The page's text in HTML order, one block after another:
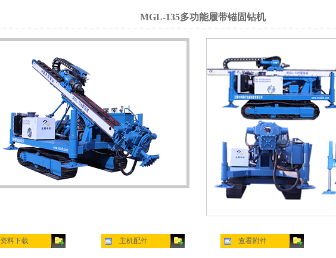
MGL-135多功能履带锚固钻机
资料下载 主机配件 查看附件